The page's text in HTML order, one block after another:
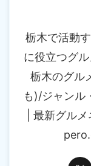
栃木で活動
に役立つグ
栃木のグル
も)/ジャンル
| 最新グル